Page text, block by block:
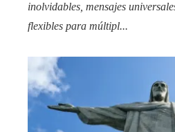
inolvidables, mensajes
flexibles para múltipl...